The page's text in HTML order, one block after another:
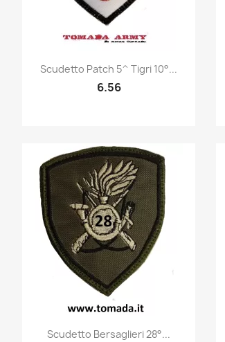
Quick view
Scudetto Patch 5^ Tigri 10°...
6.56
Quick view
Scudetto Bersaglieri 28°...